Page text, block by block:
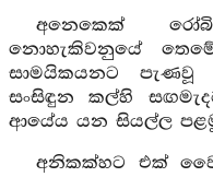
අනෙකෙක්
නොහැකිවනුයේ
සාමයිකයනට
සංසිඳුන කල්හි
ආයේය යන සියල්ල
අනිකක්හට එක්